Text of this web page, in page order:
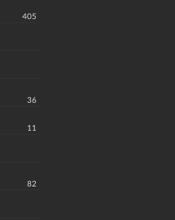
405
36
11
82